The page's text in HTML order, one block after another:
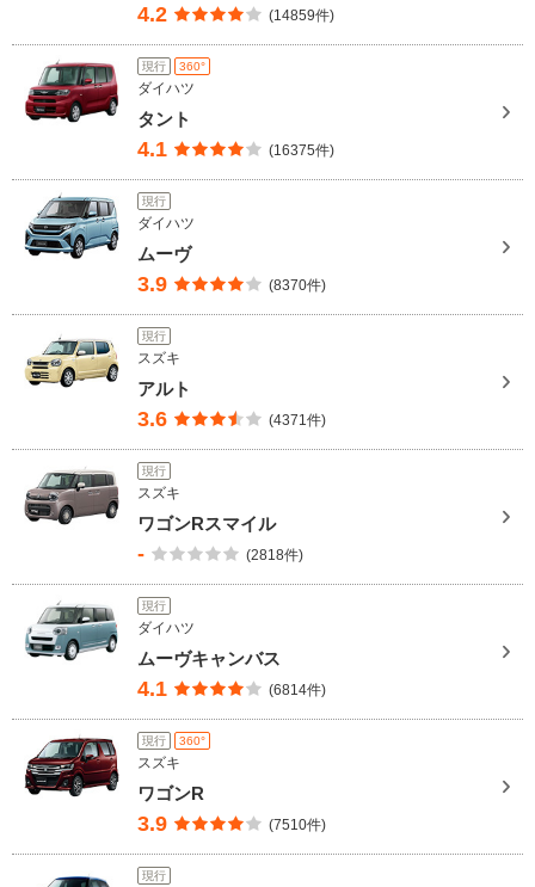
4.2 (14859件)
現行 360°
ダイハツ
タント
4.1 (16375件)
現行
ダイハツ
ムーヴ
3.9 (8370件)
現行
スズキ
アルト
3.6 (4371件)
現行
スズキ
ワゴンRスマイル
- (2818件)
現行
ダイハツ
ムーヴキャンバス
4.1 (6814件)
現行 360°
スズキ
ワゴンR
3.9 (7510件)
現行